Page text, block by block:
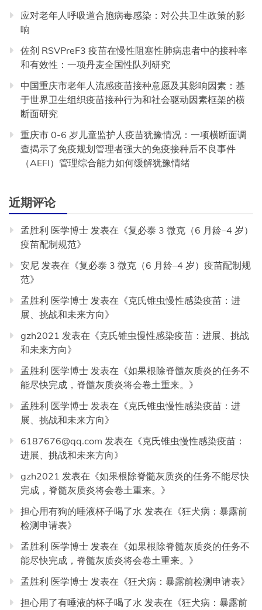
应对老年人呼吸道合胞病毒感染：对公共卫生政策的影
响
佐剂 RSVPreF3 疫苗在慢性阻塞性肺病患者中的接种率
和有效性：一项丹麦全国性队列研究
中国重庆市老年人流感疫苗接种意愿及其影响因素：基
于世界卫生组织疫苗接种行为和社会驱动因素框架的横
断面研究
重庆市 0-6 岁儿童监护人疫苗犹豫情况：一项横断面调
查揭示了免疫规划管理者强大的免疫接种后不良事件
（AEFI）管理综合能力如何缓解犹豫情绪
近期评论
孟胜利 医学博士 发表在《复必泰 3 微克（6 月龄–4 岁）
疫苗配制规范》
安尼 发表在《复必泰 3 微克（6 月龄–4 岁）疫苗配制规
范》
孟胜利 医学博士 发表在《克氏锥虫慢性感染疫苗：进
展、挑战和未来方向》
gzh2021 发表在《克氏锥虫慢性感染疫苗：进展、挑战
和未来方向》
孟胜利 医学博士 发表在《如果根除脊髓灰质炎的任务不
能尽快完成，脊髓灰质炎将会卷土重来。 》
孟胜利 医学博士 发表在《克氏锥虫慢性感染疫苗：进
展、挑战和未来方向》
6187676@qq.com 发表在《克氏锥虫慢性感染疫苗：
进展、挑战和未来方向》
gzh2021 发表在《如果根除脊髓灰质炎的任务不能尽快
完成，脊髓灰质炎将会卷土重来。 》
担心用有狗的唾液杯子喝了水 发表在《狂犬病：暴露前
检测申请表》
孟胜利 医学博士 发表在《如果根除脊髓灰质炎的任务不
能尽快完成，脊髓灰质炎将会卷土重来。 》
孟胜利 医学博士 发表在《狂犬病：暴露前检测申请表》
担心用了有唾液的杯子喝了水 发表在《狂犬病：暴露前